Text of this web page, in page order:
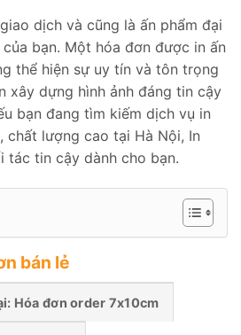
dịch và cũng là ấn phẩm đại
bạn. Một hóa đơn được in ấn
thể hiện sự uy tín và tôn trọng
xây dựng hình ảnh đáng tin cậy
bạn đang tìm kiếm dịch vụ in
chất lượng cao tại Hà Nội, In
tác tin cậy dành cho bạn.
bán lẻ
Hóa đơn order 7x10cm